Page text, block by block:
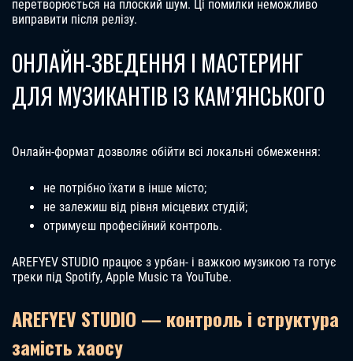
перетворюється на плоский шум. Ці помилки неможливо
виправити після релізу.
ОНЛАЙН-ЗВЕДЕННЯ І МАСТЕРИНГ
ДЛЯ МУЗИКАНТІВ ІЗ КАМ’ЯНСЬКОГО
Онлайн-формат дозволяє обійти всі локальні обмеження:
не потрібно їхати в інше місто;
не залежиш від рівня місцевих студій;
отримуєш професійний контроль.
AREFYEV STUDIO працює з урбан- і важкою музикою та готує
треки під Spotify, Apple Music та YouTube.
AREFYEV STUDIO — контроль і структура
замість хаосу